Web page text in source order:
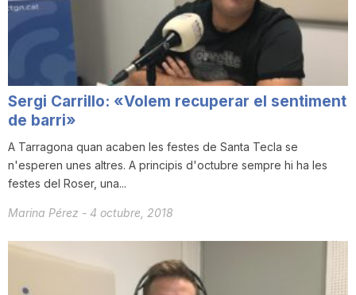
Sergi Carrillo: «Volem recuperar el sentiment
de barri»
A Tarragona quan acaben les festes de Santa Tecla se
n'esperen unes altres. A principis d'octubre sempre hi ha les
festes del Roser, una...
Marina Pérez - 4 octubre, 2018